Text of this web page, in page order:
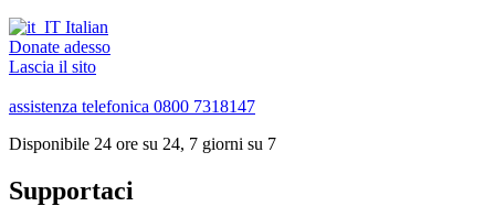
Italian
Donate adesso
Lascia il sito
assistenza telefonica 0800 7318147
Disponibile 24 ore su 24, 7 giorni su 7
Supportaci